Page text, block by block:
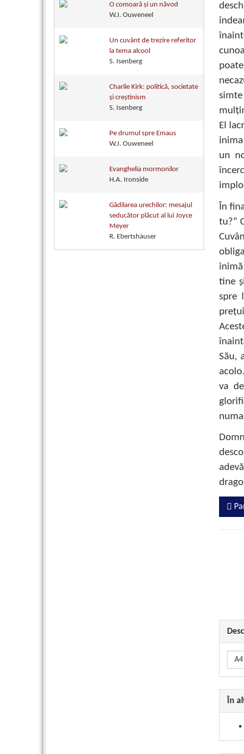
O comoară şi un năvod
W.J. Ouweneel
Un cuvânt de trezire referitor
la tema alcool
S. Isenberg
Charlie Kirk: politică, societate
și creștinism
S. Isenberg
Pe drumul spre Emaus
W.J. Ouweneel
Evanghelia mormonilor
H.A. Ironside
Gâdilarea urechilor: mesajul
seducător plăcut al lui Joyce
Meyer
R. Ebertshäuser
El
un
În
tu?”
tine
spre
Său,
va
În